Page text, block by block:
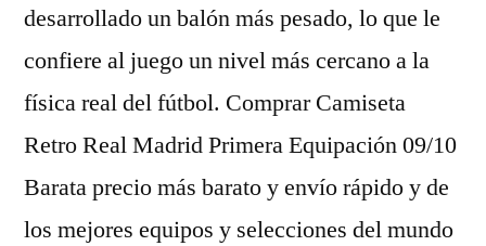
desarrollado un balón más pesado, lo que le
confiere al juego un nivel más cercano a la
física real del fútbol. Comprar Camiseta
Retro Real Madrid Primera Equipación 09/10
Barata precio más barato y envío rápido y de
los mejores equipos y selecciones del mundo